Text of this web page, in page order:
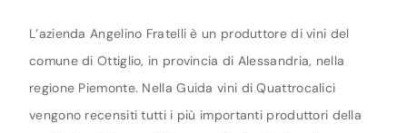
L’azienda Angelino Fratelli è un produttore di vini del
comune di Ottiglio, in provincia di Alessandria, nella
regione Piemonte. Nella Guida vini di Quattrocalici
vengono recensiti tutti i più importanti produttori della